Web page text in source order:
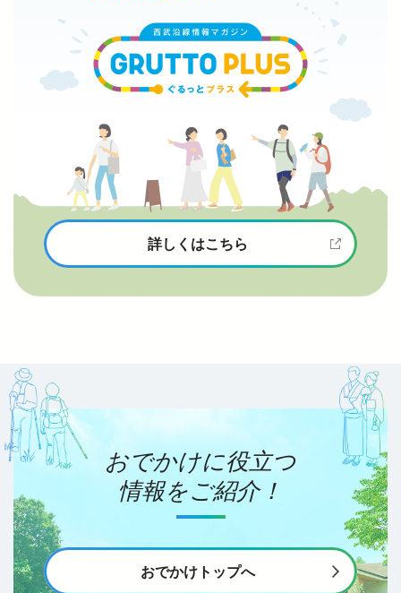
詳しくはこちら
おでかけに役立つ
情報をご紹介！
おでかけトップへ